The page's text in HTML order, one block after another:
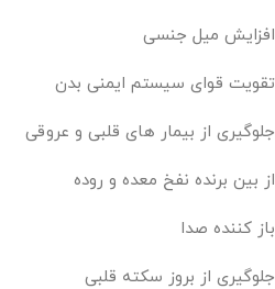
افزایش میل جنسی
تقویت قوای سیستم ایمنی بدن
جلوگیری از بیمار های قلبی و عروقی
از بین برنده نفخ معده و روده
باز کننده صدا
جلوگیری از بروز سکته قلبی